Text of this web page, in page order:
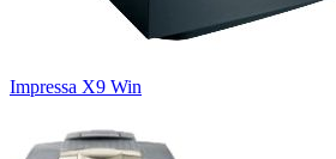
Impressa X9 Win